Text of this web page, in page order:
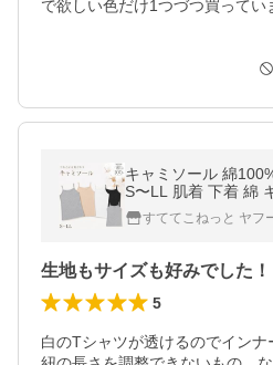
キャミソール 綿
S〜LL 肌着 下着 綿
無地 白 グレー 黒 ベ
人すててこねっと ヤフ
生地もサイズも好みでした！
5
白のTシャツが透けるのでイン